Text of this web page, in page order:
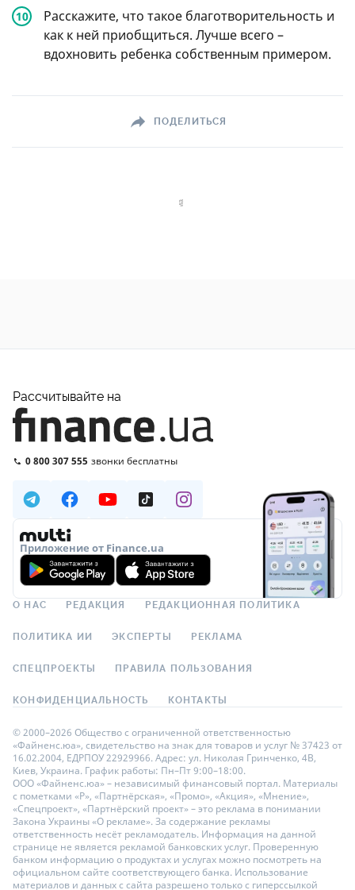
Расскажите, что такое благотворительность и
как к ней приобщиться. Лучше всего –
вдохновить ребенка собственным примером.
ПОДЕЛИТЬСЯ
Рассчитывайте на
0 800 307 555 звонки бесплатны
Приложение от Finance.ua
О НАС РЕДАКЦИЯ РЕДАКЦИОННАЯ ПОЛИТИКА
ПОЛИТИКА ИИ ЭКСПЕРТЫ РЕКЛАМА
СПЕЦПРОЕКТЫ ПРАВИЛА ПОЛЬЗОВАНИЯ
КОНФИДЕНЦИАЛЬНОСТЬ КОНТАКТЫ
© 2000–2026 Общество с ограниченной ответственностью
«Файненс.юа», свидетельство на знак для товаров и услуг № 37423 от
16.02.2004, ЕДРПОУ 22929966. Адрес: ул. Николая Гринченко, 4В,
Киев, Украина. График работы: Пн–Пт 9:00–18:00.
ООО «Файненс.юа» – независимый финансовый портал. Материалы
с пометками «Р», «Партнёрская», «Промо», «Акция», «Мнение»,
«Спецпроект», «Партнёрский проект» – это реклама в понимании
Закона Украины «О рекламе». За содержание рекламы
ответственность несёт рекламодатель. Информация на данной
странице не является рекламой банковских услуг. Проверенную
банком информацию о продуктах и услугах можно посмотреть на
официальном сайте соответствующего банка. Использование
материалов и данных с сайта разрешено только с гиперссылкой